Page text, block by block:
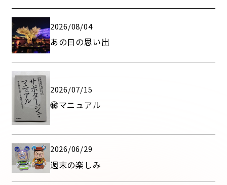
2026/08/04
あの日の思い出
2026/07/15
㊙マニュアル
2026/06/29
週末の楽しみ